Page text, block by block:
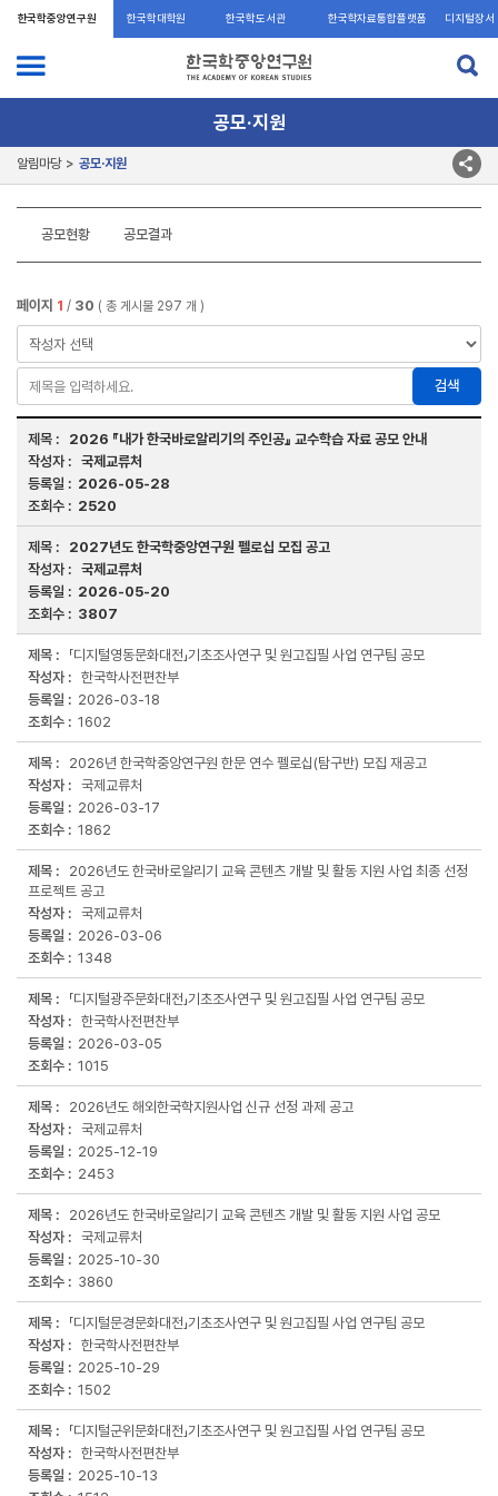
한국학중앙연구원 한국학대학원 한국학도서관 한국학자료통합플랫폼 디지털장서
각
알림마당 공모·지원
공모·지원
공모현황 공모결과
페이지 1 / 30 ( 총 게시물 297 개 )
검색
2026 『내가 한국바로알리기의 주인공』 교수학습 자료 공모 안내
국제교류처
2026-05-28
2520
2027년도 한국학중앙연구원 펠로십 모집 공고
국제교류처
2026-05-20
3807
「디지털영동문화대전」기초조사연구 및 원고집필 사업 연구팀 공모
한국학사전편찬부
2026-03-18
1602
2026년 한국학중앙연구원 한문 연수 펠로십(탐구반) 모집 재공고
국제교류처
2026-03-17
1862
2026년도 한국바로알리기 교육 콘텐츠 개발 및 활동 지원 사업 최종 선정
프로젝트 공고
국제교류처
2026-03-06
1348
「디지털광주문화대전」기초조사연구 및 원고집필 사업 연구팀 공모
한국학사전편찬부
2026-03-05
1015
2026년도 해외한국학지원사업 신규 선정 과제 공고
국제교류처
2025-12-19
2453
2026년도 한국바로알리기 교육 콘텐츠 개발 및 활동 지원 사업 공모
국제교류처
2025-10-30
3860
「디지털문경문화대전」기초조사연구 및 원고집필 사업 연구팀 공모
한국학사전편찬부
2025-10-29
1502
「디지털군위문화대전」기초조사연구 및 원고집필 사업 연구팀 공모
한국학사전편찬부
2025-10-13